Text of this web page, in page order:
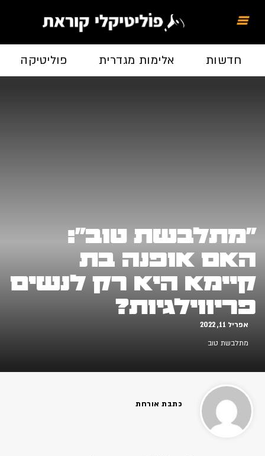
חדשות אלימות מגדרית פוליטיקה
טוב":
אופנה בת
היא רק לנשים
11, 2022
טוב
כתבת אורחת